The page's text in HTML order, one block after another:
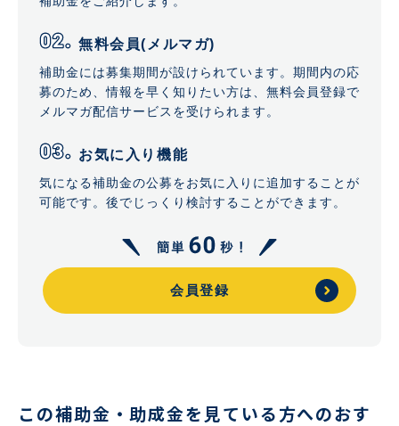
無料会員(メルマガ)
補助金には募集期間が設けられています。期間内の応
募のため、情報を早く知りたい方は、無料会員登録で
メルマガ配信サービスを受けられます。
お気に入り機能
気になる補助金の公募をお気に入りに追加することが
可能です。後でじっくり検討することができます。
会員登録
この補助金・助成金を見ている方へのおす